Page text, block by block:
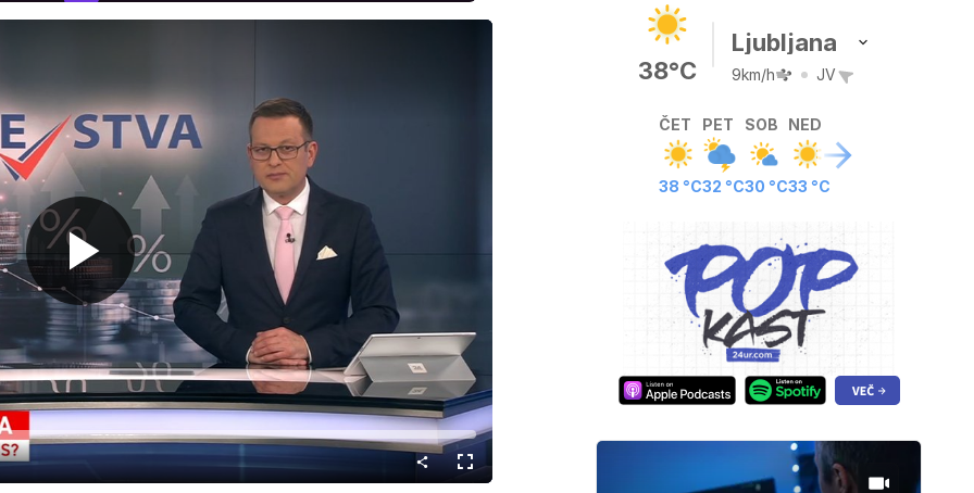
Predvajaj
Celozaslonski
način
38°C
Ljubljana
9km/h JV
ČET
38 °C
PET
32 °C
SOB
30 °C
NED
33 °C